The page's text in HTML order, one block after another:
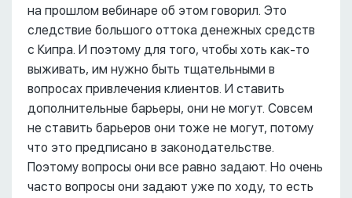
на прошлом вебинаре об этом говорил. Это
следствие большого оттока денежных средств
с Кипра. И поэтому для того, чтобы хоть как-то
выживать, им нужно быть тщательными в
вопросах привлечения клиентов. И ставить
дополнительные барьеры, они не могут. Совсем
не ставить барьеров они тоже не могут, потому
что это предписано в законодательстве.
Поэтому вопросы они все равно задают. Но очень
часто вопросы они задают уже по ходу, то есть